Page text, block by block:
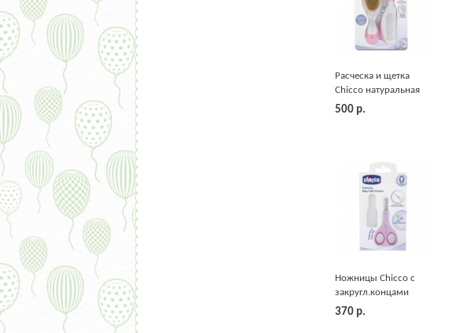
Расческа и щетка
Chicco натуральная
розовая 0-12 м.
500 р.
Ножницы Chicco с
закругл.концами
дет.розовые
370 р.